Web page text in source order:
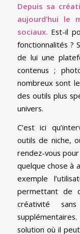
Depuis sa
aujourd’hui le
sociaux. Est-il
fonctionnalités ?
de lui une
contenus ;
nombreux sont
des outils plus
univers.
C’est ici
outils de niche,
rendez-vous
quelque chose à
exemple
permettant de
créativité
solution où il